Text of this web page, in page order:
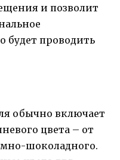
и позволит
будет проводить
обычно включает
цвета – от
шоколадного.